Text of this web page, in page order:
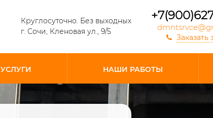
Круглосуточно. Без выходных
г. Сочи, Кленовая ул., 9/5
Заказать
УСЛУГИ НАШИ РАБОТЫ